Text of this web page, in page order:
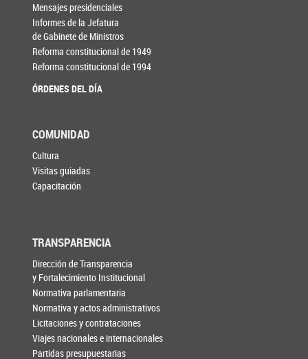
Mensajes presidenciales
Informes de la Jefatura
de Gabinete de Ministros
Reforma constitucional de 1949
Reforma constitucional de 1994
ÓRDENES DEL DÍA
COMUNIDAD
Cultura
Visitas guiadas
Capacitación
TRANSPARENCIA
Dirección de Transparencia
y Fortalecimiento Institucional
Normativa parlamentaria
Normativa y actos administrativos
Licitaciones y contrataciones
Viajes nacionales e internacionales
Partidas presupuestarias